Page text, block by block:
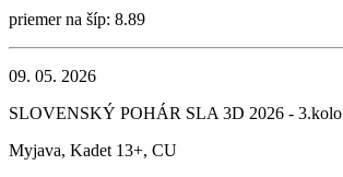
priemer na šíp: 8.89
09. 05. 2026
SLOVENSKÝ POHÁR SLA 3D 2026 - 3.kolo
Myjava, Kadet 13+, CU